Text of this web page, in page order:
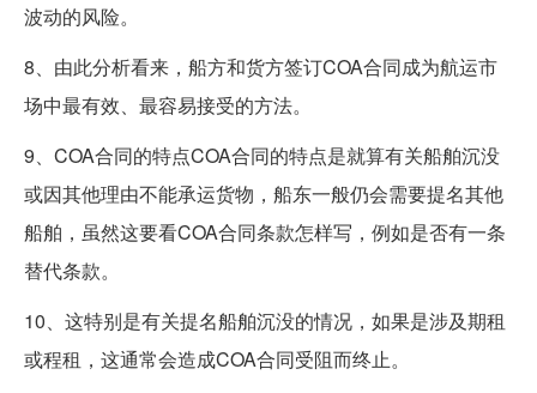
波动的风险。
8、由此分析看来，船方和货方签订COA合同成为航运市
场中最有效、最容易接受的方法。
9、COA合同的特点COA合同的特点是就算有关船舶沉没
或因其他理由不能承运货物，船东一般仍会需要提名其他
船舶，虽然这要看COA合同条款怎样写，例如是否有一条
替代条款。
10、这特别是有关提名船舶沉没的情况，如果是涉及期租
或程租，这通常会造成COA合同受阻而终止。